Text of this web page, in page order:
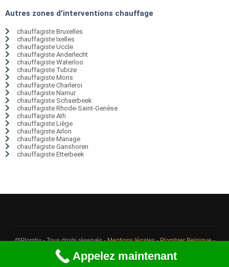
Autres zones d'interventions chauffage
chauffagiste Bruxelles
chauffagiste Ixelles
chauffagiste Uccle
chauffagiste Anderlecht
chauffagiste Waterloo
chauffagiste Tubize
chauffagiste Mons
chauffagiste Charleroi
chauffagiste Namur
chauffagiste Schaerbeek
chauffagiste Rhode-Saint-Genèse
chauffagiste Ath
chauffagiste Liège
chauffagiste Arlon
chauffagiste Manage
chauffagiste Ganshoren
chauffagiste Etterbeek
@Plomby - Tous droits réservés -Mentions légales-Plombier Belgique-
Débouchage Belgique
Appelez maintenant